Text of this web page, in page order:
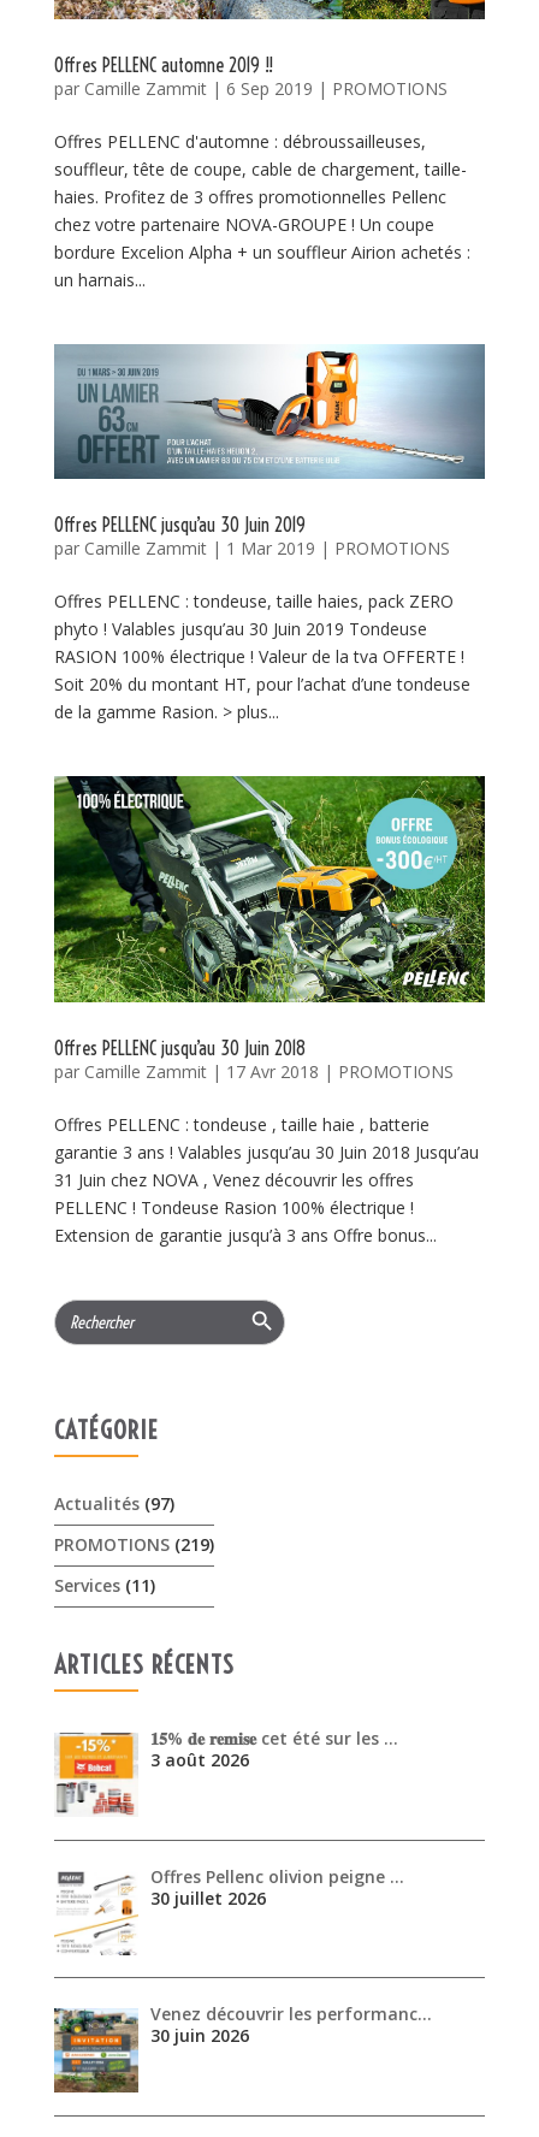
Offres PELLENC automne 2019 !!
par Camille Zammit| 6 Sep 2019 | PROMOTIONS
Offres PELLENC d'automne : débroussailleuses,
souffleur, tête de coupe, cable de chargement, taille-
haies. Profitez de 3 offres promotionnelles Pellenc
chez votre partenaire NOVA-GROUPE ! Un coupe
bordure Excelion Alpha + un souffleur Airion achetés :
un harnais...
Offres PELLENC jusqu’au 30 Juin 2019
par Camille Zammit| 1 Mar 2019 | PROMOTIONS
Offres PELLENC : tondeuse, taille haies, pack ZERO
phyto ! Valables jusqu’au 30 Juin 2019 Tondeuse
RASION 100% électrique ! Valeur de la tva OFFERTE !
Soit 20% du montant HT, pour l’achat d’une tondeuse
de la gamme Rasion. > plus...
Offres PELLENC jusqu’au 30 Juin 2018
par Camille Zammit| 17 Avr 2018 | PROMOTIONS
Offres PELLENC : tondeuse , taille haie , batterie
garantie 3 ans ! Valables jusqu’au 30 Juin 2018 Jusqu’au
31 Juin chez NOVA , Venez découvrir les offres
PELLENC ! Tondeuse Rasion 100% électrique !
Extension de garantie jusqu’à 3 ans Offre bonus...
Search
for:
Search Button
CATÉGORIE
Actualités(97)
PROMOTIONS(219)
Services(11)
ARTICLES RÉCENTS
𝟏𝟓% 𝐝𝐞 𝐫𝐞𝐦𝐢𝐬𝐞 cet été sur les …
3 août 2026
Offres Pellenc olivion peigne …
30 juillet 2026
Venez découvrir les performanc…
30 juin 2026